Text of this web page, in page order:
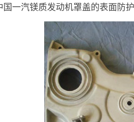
一汽镁质发动机罩盖的表面防护